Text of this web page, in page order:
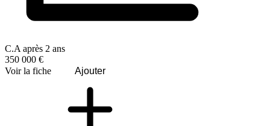
C.A après 2 ans
350 000 €
Voir la fiche
Ajouter